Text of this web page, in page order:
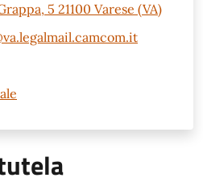
5 21100 Varese (VA)